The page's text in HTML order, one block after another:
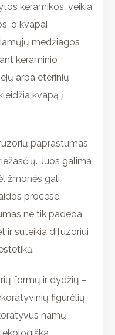
keramikos, veikia
o kvapai
medžiagos
keraminio
arba eterinių
kvapą į
paprastumas
Juos galima
žmonės gali
procese.
ne tik padeda
ir suteikia difuzoriui
formų ir dydžių –
figūrėlių,
namų